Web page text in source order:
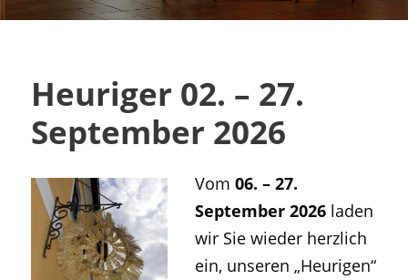
Heuriger 02. – 27.
September 2026
Vom 06. – 27.
September 2026 laden
wir Sie wieder herzlich
ein, unseren „Heurigen“